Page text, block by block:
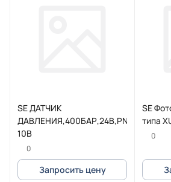
SE ДАТЧИК
ДАВЛЕНИЯ,400БАР,24В,PNP,М12,0-
10В
0
Запросить цену
SE
типа
0